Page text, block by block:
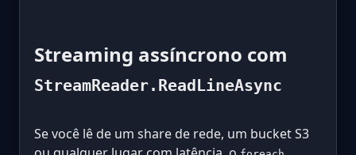
Streaming assíncrono com
StreamReader.ReadLineAsync
Se você lê de um share de rede, um bucket S3